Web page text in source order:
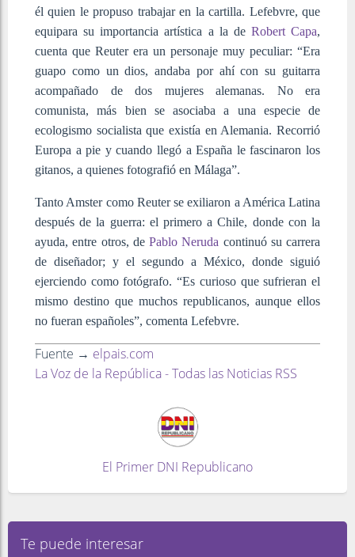
él quien le propuso trabajar en la cartilla. Lefebvre, que
equipara su importancia artística a la de Robert Capa,
cuenta que Reuter era un personaje muy peculiar: “Era
guapo como un dios, andaba por ahí con su guitarra
acompañado de dos mujeres alemanas. No era
comunista, más bien se asociaba a una especie de
ecologismo socialista que existía en Alemania. Recorrió
Europa a pie y cuando llegó a España le fascinaron los
gitanos, a quienes fotografió en Málaga”.
Tanto Amster como Reuter se exiliaron a América Latina
después de la guerra: el primero a Chile, donde con la
ayuda, entre otros, de Pablo Neruda continuó su carrera
de diseñador; y el segundo a México, donde siguió
ejerciendo como fotógrafo. “Es curioso que sufrieran el
mismo destino que muchos republicanos, aunque ellos
no fueran españoles”, comenta Lefebvre.
Fuente → elpais.com
La Voz de la República - Todas las Noticias RSS
El Primer DNI Republicano
Te puede interesar